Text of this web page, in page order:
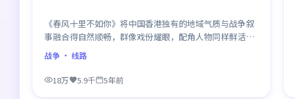
《春风十里不如你》将中国香港独有的地域气质与战争叙
事融合得自然顺畅，群像戏份耀眼，配角人物同样鲜活，
整部作品质感扎实。
战争 · 线路
18万 5.9千 5年前